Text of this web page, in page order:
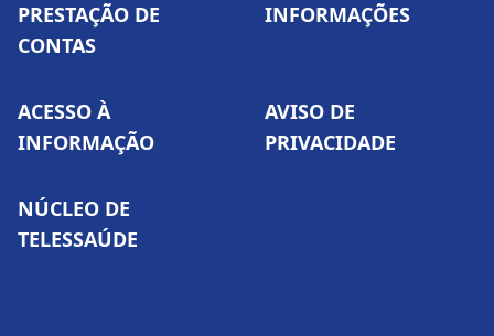
PRESTAÇÃO DE
CONTAS
INFORMAÇÕES
ACESSO À
INFORMAÇÃO
AVISO DE
PRIVACIDADE
NÚCLEO DE
TELESSAÚDE